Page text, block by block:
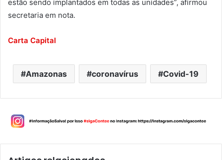
estão sendo implantados em todas as unidades”, afirmou
secretaria em nota.
Carta Capital
Amazonas coronavírus Covid-19